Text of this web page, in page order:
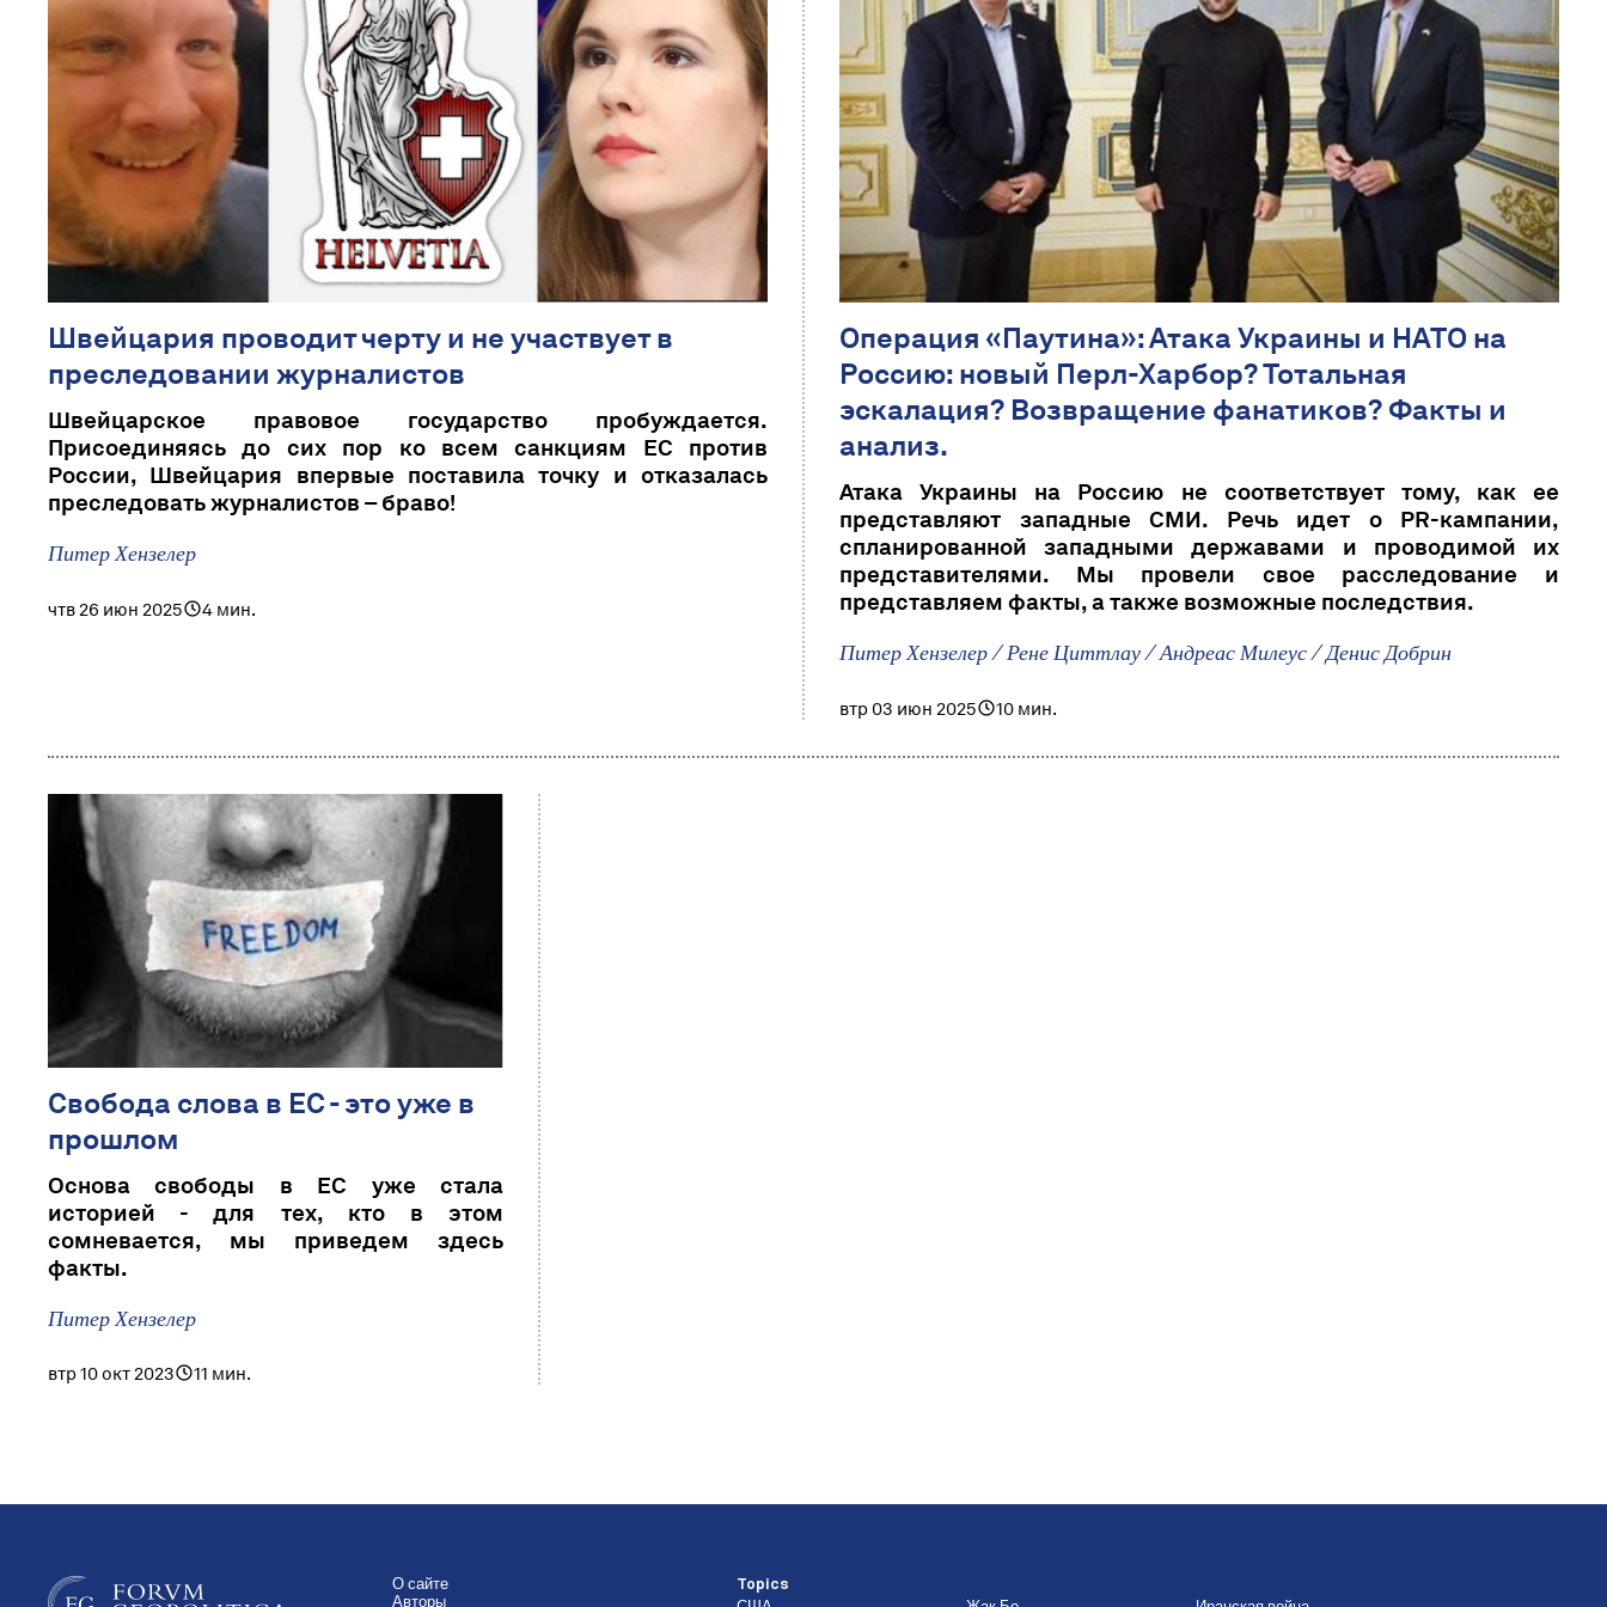
Швейцария проводит черту и не участвует в
преследовании журналистов
Швейцарское правовое государство пробуждается.
Присоединяясь до сих пор ко всем санкциям ЕС против
России, Швейцария впервые поставила точку и отказалась
преследовать журналистов – браво!
Питер Хензелер
чтв 26 июн 2025 4 мин.
Операция «Паутина»: Атака Украины и НАТО на
Россию: новый Перл-Харбор? Тотальная
эскалация? Возвращение фанатиков? Факты и
анализ.
Атака Украины на Россию не соответствует тому, как ее
представляют западные СМИ. Речь идет о PR-кампании,
спланированной западными державами и проводимой их
представителями. Мы провели свое расследование и
представляем факты, а также возможные последствия.
Питер Хензелер / Рене Циттлау / Андреас Милеус / Денис Добрин
втр 03 июн 2025 10 мин.
Свобода слова в ЕС - это уже в
прошлом
Основа свободы в ЕС уже стала
историей - для тех, кто в этом
сомневается, мы приведем здесь
факты.
Питер Хензелер
втр 10 окт 2023 11 мин.
О сайте
Авторы
Topics